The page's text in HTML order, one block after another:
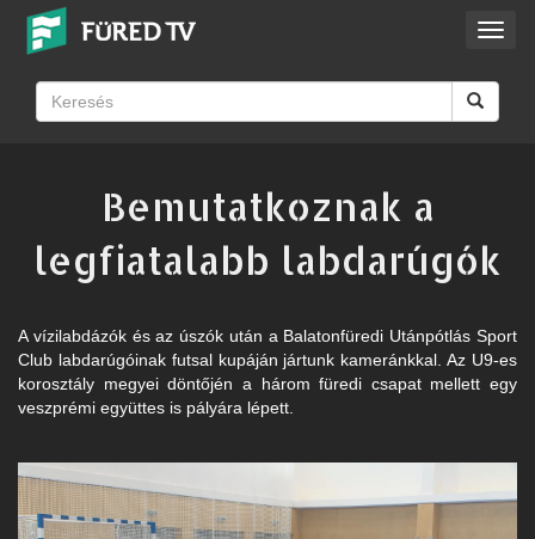
Bemutatkoznak a
legfiatalabb labdarúgók
A vízilabdázók és az úszók után a Balatonfüredi Utánpótlás Sport
Club labdarúgóinak futsal kupáján jártunk kameránkkal. Az U9-es
korosztály megyei döntőjén a három füredi csapat mellett egy
veszprémi együttes is pályára lépett.